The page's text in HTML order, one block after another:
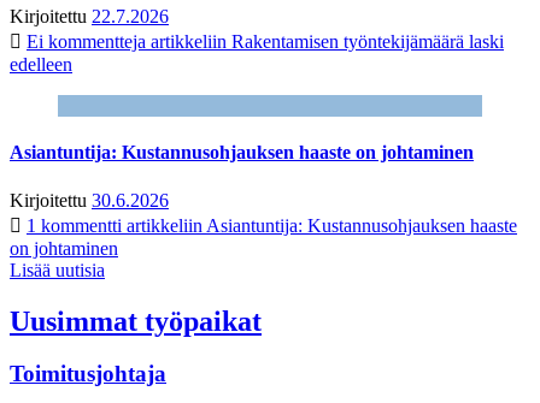
Kirjoitettu 22.7.2026
Ei kommentteja artikkeliin Rakentamisen työntekijämäärä laski
edelleen
Asiantuntija: Kustannusohjauksen haaste on johtaminen
Kirjoitettu 30.6.2026
1 kommentti artikkeliin Asiantuntija: Kustannusohjauksen haaste
on johtaminen
Lisää uutisia
Uusimmat työpaikat
Toimitusjohtaja